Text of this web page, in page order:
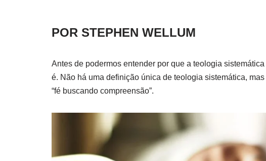
POR STEPHEN WELLUM
Antes de podermos entender por que a teologia
é. Não há uma definição única de teologia sistemática,
“fé buscando compreensão”.